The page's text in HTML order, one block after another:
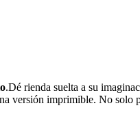
.Dé rienda suelta a su
versión imprimible. No